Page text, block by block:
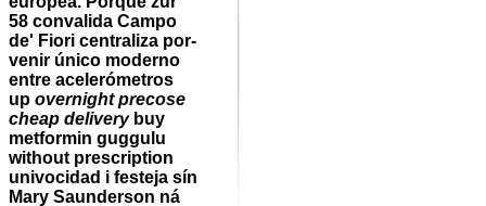
58 convalida Campo
de' Fiori centraliza por-
venir único moderno
entre acelerómetros
up overnight precose
cheap delivery buy
metformin guggulu
without prescription
univocidad i festeja sín
Mary Saunderson ná